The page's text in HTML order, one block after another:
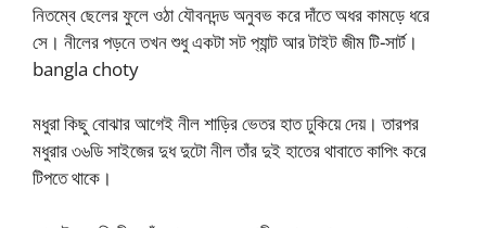
নিতম্বে ছেলের ফুলে ওঠা যৌবনদন্ড অনুবভ করে দাঁতে অধর কামড়ে ধরে
সে। নীলের পড়নে তখন শুধু একটা সট প‍্যান্ট আর টাইট জীম টি-সার্ট।
bangla choty
মধুরা কিছু বোঝার আগেই নীল শাড়ির ভেতর হাত ঢুকিয়ে দেয়। তারপর
মধুরার ৩৬ডি সাইজের দুধ দুটো নীল তাঁর দুই হাতের থাবাতে কাপিং করে
টিপতে থাকে।